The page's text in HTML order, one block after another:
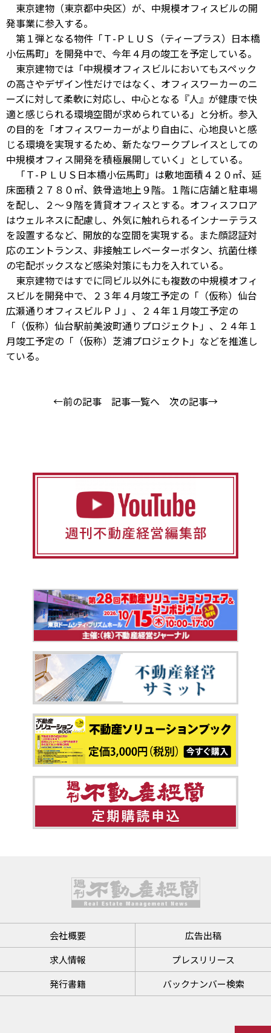
東京建物（東京都中央区）が、中規模オフィスビルの開
発事業に参入する。
第１弾となる物件「Ｔ-ＰＬＵＳ（ティープラス）日本橋
小伝馬町」を開発中で、今年４月の竣工を予定している。
東京建物では「中規模オフィスビルにおいてもスペック
の高さやデザイン性だけではなく、オフィスワーカーのニ
ーズに対して柔軟に対応し、中心となる『人』が健康で快
適と感じられる環境空間が求められている」と分析。参入
の目的を「オフィスワーカーがより自由に、心地良いと感
じる環境を実現するため、新たなワークプレイスとしての
中規模オフィス開発を積極展開していく」としている。
「Ｔ-ＰＬＵＳ日本橋小伝馬町」は敷地面積４２０㎡、延
床面積２７８０㎡、鉄骨造地上９階。１階に店舗と駐車場
を配し、２～９階を賃貸オフィスとする。オフィスフロア
はウェルネスに配慮し、外気に触れられるインナーテラス
を設置するなど、開放的な空間を実現する。また顔認証対
応のエントランス、非接触エレベーターボタン、抗菌仕様
の宅配ボックスなど感染対策にも力を入れている。
東京建物ではすでに同ビル以外にも複数の中規模オフィ
スビルを開発中で、２３年４月竣工予定の「（仮称）仙台
広瀬通りオフィスビルＰＪ」、２４年１月竣工予定の
「（仮称）仙台駅前美波町通りプロジェクト」、２４年１
月竣工予定の「（仮称）芝浦プロジェクト」などを推進し
ている。
←前の記事 記事一覧へ 次の記事→
会社概要
広告出稿
求人情報
プレスリリース
発行書籍
バックナンバー検索